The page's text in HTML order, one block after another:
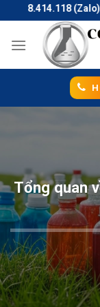
to
content
(Zalo) -
Tổng quan